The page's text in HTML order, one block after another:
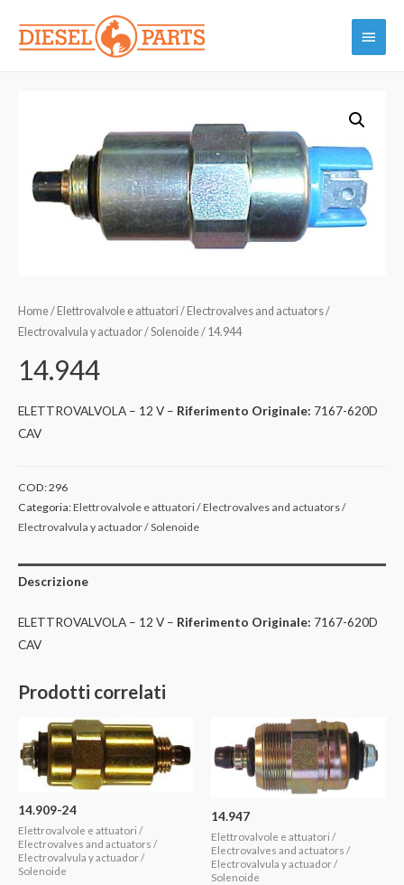
contenuto
Menu
Home/ Elettrovalvole e attuatori / Electrovalves and actuators /
Electrovalvula y actuador / Solenoide/ 14.944
14.944
ELETTROVALVOLA – 12 V – Riferimento Originale: 7167-620D
CAV
COD:296
Categoria:Elettrovalvole e attuatori / Electrovalves and actuators /
Electrovalvula y actuador / Solenoide
Descrizione
ELETTROVALVOLA – 12 V – Riferimento Originale: 7167-620D
CAV
Prodotti correlati
14.909-24
Elettrovalvole e attuatori /
Electrovalves and actuators /
Electrovalvula y actuador /
Solenoide
14.947
Elettrovalvole e attuatori /
Electrovalves and actuators /
Electrovalvula y actuador /
Solenoide